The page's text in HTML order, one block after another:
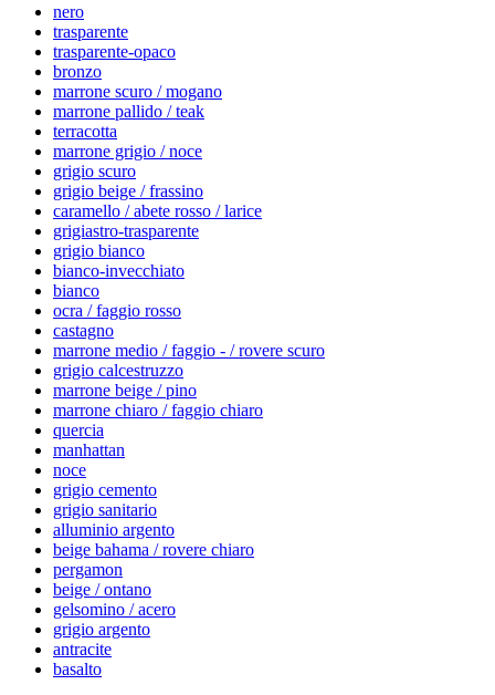
nero
trasparente
trasparente-opaco
bronzo
marrone scuro / mogano
marrone pallido / teak
terracotta
marrone grigio / noce
grigio scuro
grigio beige / frassino
caramello / abete rosso / larice
grigiastro-trasparente
grigio bianco
bianco-invecchiato
bianco
ocra / faggio rosso
castagno
marrone medio / faggio - / rovere scuro
grigio calcestruzzo
marrone beige / pino
marrone chiaro / faggio chiaro
quercia
manhattan
noce
grigio cemento
grigio sanitario
alluminio argento
beige bahama / rovere chiaro
pergamon
beige / ontano
gelsomino / acero
grigio argento
antracite
basalto